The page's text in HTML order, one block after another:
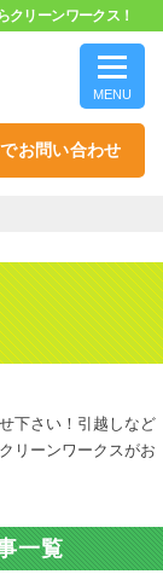
クリーンワークス！
MENU
お問い合わせ
下さい！引越しなど
リーンワークスがお
一覧